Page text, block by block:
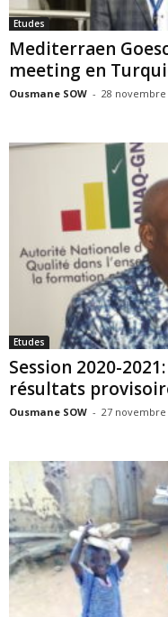
Etudes
Mediterraen
meeting en
Ousmane SOW - 28 novembre
Etudes
Session 2020-
résultats
Ousmane SOW - 27 novembre